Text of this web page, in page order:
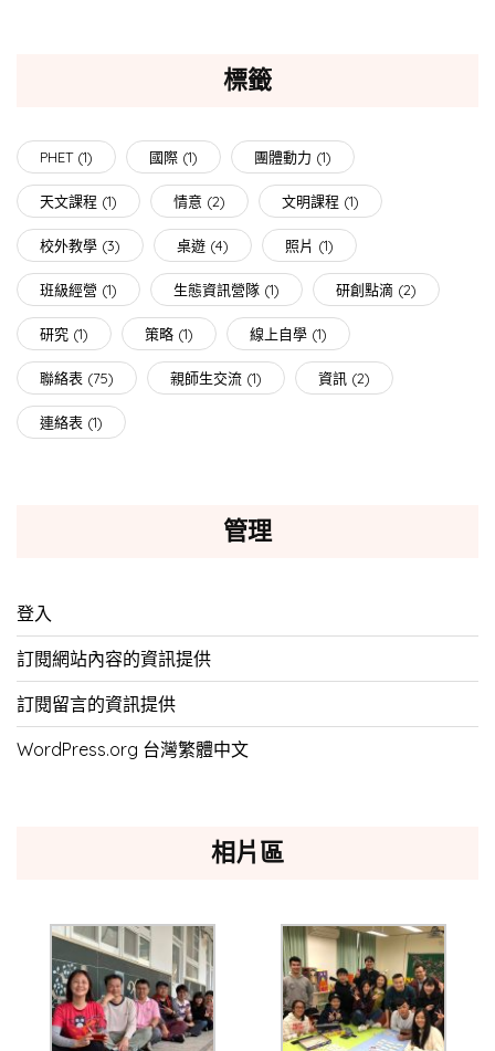
標籤
PHET(1) 國際 (1) 團體動力 (1)
天文課程 (1) 情意 (2) 文明課程 (1)
校外教學 (3) 桌遊 (4) 照片 (1)
班級經營 (1) 生態資訊營隊 (1) 研創點滴 (2)
研究 (1) 策略 (1) 線上自學 (1)
聯絡表 (75) 親師生交流 (1) 資訊 (2)
連絡表 (1)
管理
登入
訂閱網站內容的資訊提供
訂閱留言的資訊提供
WordPress.org 台灣繁體中文
相片區